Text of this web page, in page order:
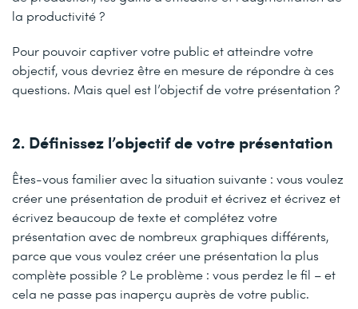
la productivité ?
Pour pouvoir captiver votre public et atteindre votre
objectif, vous devriez être en mesure de répondre à ces
questions. Mais quel est l’objectif de votre présentation ?
2. Définissez l’objectif de votre présentation
Êtes-vous familier avec la situation suivante : vous voulez
créer une présentation de produit et écrivez et écrivez et
écrivez beaucoup de texte et complétez votre
présentation avec de nombreux graphiques différents,
parce que vous voulez créer une présentation la plus
complète possible ? Le problème : vous perdez le fil – et
cela ne passe pas inaperçu auprès de votre public.